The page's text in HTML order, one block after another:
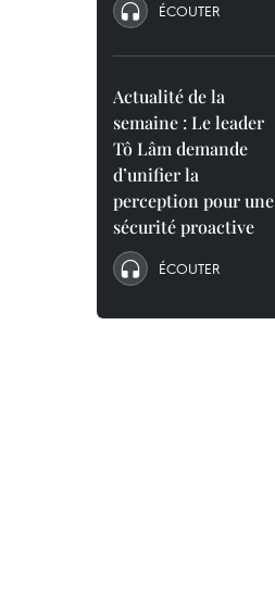
ÉCOUTER
Actualité de la
semaine : Le leader
Tô Lâm demande
d’unifier la
perception pour une
sécurité proactive
ÉCOUTER